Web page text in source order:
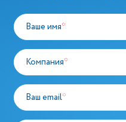
Ваше имя*
Компания*
Ваш email*